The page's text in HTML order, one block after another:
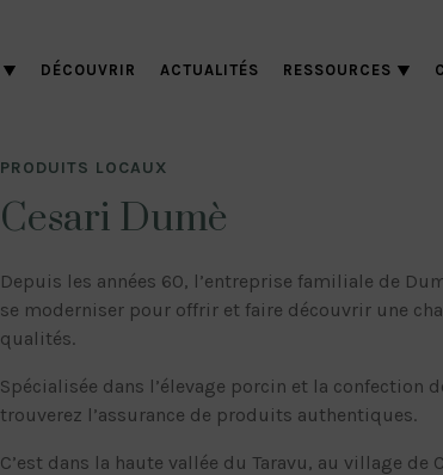
DÉCOUVRIR ACTUALITÉS RESSOURCES
PRODUITS LOCAUX
Cesari Dumè
Depuis les années 60, l’entreprise familiale de
se moderniser pour offrir et faire découvrir une
qualités.
Spécialisée dans l’élevage porcin et la confection
trouverez l’assurance de produits authentiques.
C’est dans la haute vallée du Taravu, au village de